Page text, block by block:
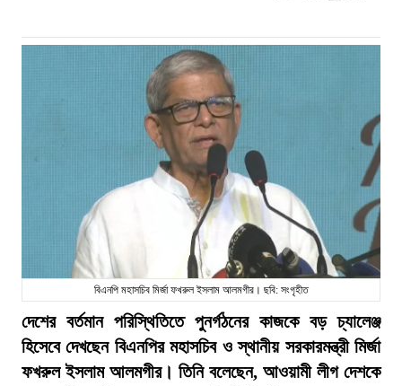
বিএনপি মহাসচিব মির্জা ফখরুল ইসলাম আলমগীর। ছবি: সংগৃহীত
দেশের বর্তমান পরিস্থিতিতে পুনর্গঠনের কাজকে বড় চ্যালেঞ্জ
হিসেবে দেখছেন বিএনপির মহাসচিব ও স্থানীয় সরকারমন্ত্রী মির্জা
ফখরুল ইসলাম আলমগীর। তিনি বলেছেন, আওয়ামী লীগ দেশকে